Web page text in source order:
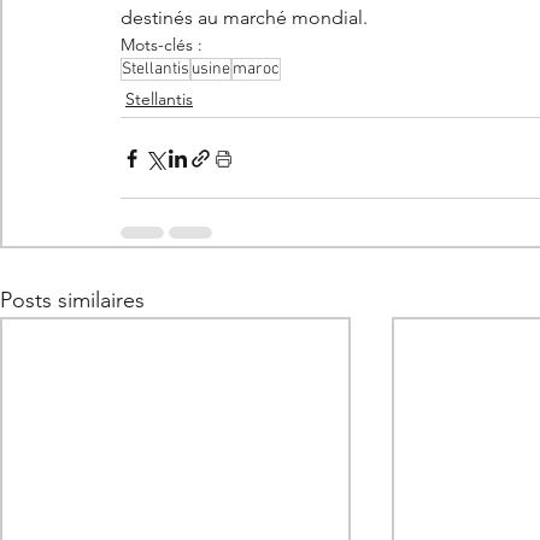
destinés au marché mondial.
Mots-clés :
Stellantis usinemaroc
Stellantis
Posts similaires